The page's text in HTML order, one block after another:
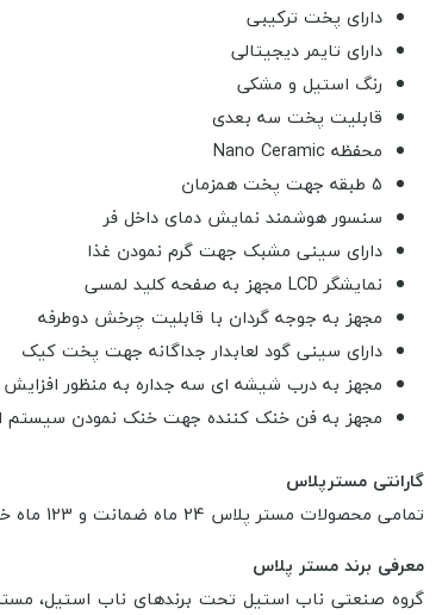
دارای پخت ترکیبی
دارای تایمر دیجیتالی
رنگ استیل و مشکی
قابلیت پخت سه بعدی
محفظه Nano Ceramic
۵ طبقه جهت پخت همزمان
سنسور هوشمند نمایش دمای داخل فر
دارای سینی مشبک جهت گرم نمودن غذا
نمایشگر LCD مجهز به صفحه کلید لمسی
مجهز به جوجه گردان با قابلیت چرخش دوطرفه
دارای سینی گود لعابدار جداگانه جهت پخت کیک
مجهز به درب شیشه ای سه جداره به منظور افزایش
مجهز به فن خنک کننده جهت خنک نمودن سیستم
گارانتی مسترپلاس
تمامی محصولات مستر پلاس 24 ماه ضمانت و 123 ماه خدمات پس از فروش
معرفی برند مستر پلاس